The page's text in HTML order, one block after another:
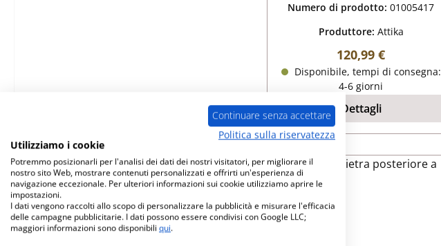
Numero di prodotto:01005417
Produttore: Attika
Prezzo normale:
120,99 €
Disponibile, tempi di consegna:
4-6 giorni
Dettagli
Continuare senza accettare
Politica sulla riservatezza
Utilizziamo i cookie
Potremmo posizionarli per l'analisi dei dati dei nostri visitatori, per migliorare il
nostro sito Web, mostrare contenuti personalizzati e offrirti un'esperienza di
navigazione eccezionale. Per ulteriori informazioni sui cookie utilizziamo aprire le
impostazioni.
I dati vengono raccolti allo scopo di personalizzare la pubblicità e misurare l'efficacia
delle campagne pubblicitarie. I dati possono essere condivisi con Google LLC;
maggiori informazioni sono disponibili qui.